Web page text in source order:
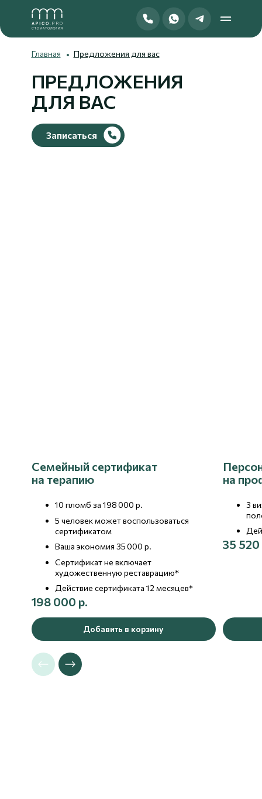
Записаться
ПРЕДЛОЖЕНИЯ
ДЛЯ ВАС
Главная Предложения для вас
Cемейный сертификат
на терапию
35 520
198 000 р.
10 пломб за 198 000 р.
5 человек может воспользоваться
сертификатом
Добавить в корзину
Ваша экономия 35 000 р.
Сертификат не включает
художественную реставрацию*
Действие сертификата 12 месяцев*
3
на